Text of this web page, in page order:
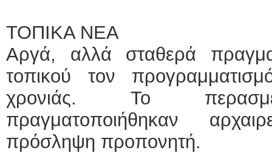
ΤΟΠΙΚΑ ΝΕΑ
Αργά, αλλά σταθερά
τοπικού τον
χρονιάς. Το
πραγματοποιήθηκαν
πρόσληψη προπονητή.